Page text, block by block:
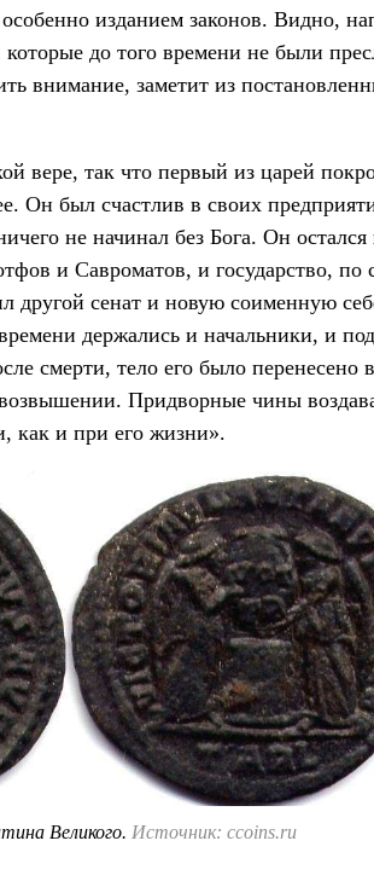
изданием законов. Видно,
которые до того времени не были
внимание, заметит из
вере, так что первый из царей
Он был счастлив в своих
не начинал без Бога. Он остался
и Савроматов, и государство, по
другой сенат и новую соименную
держались и начальники, и
смерти, тело его было перенесено
Придворные чины
как и при его жизни».
Великого. Источник: ccoins.ru